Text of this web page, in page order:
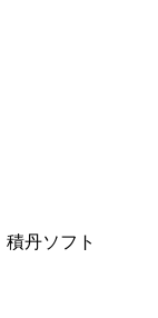
丹ソフト